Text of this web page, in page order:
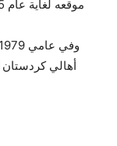
أهالي كردستان